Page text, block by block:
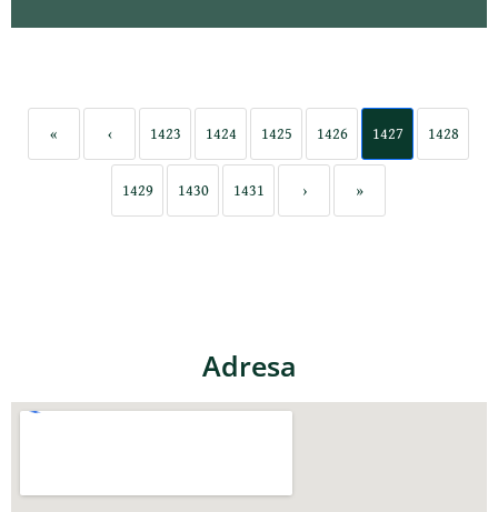
« ‹ 1423 1424 1425 1426 1427 1428
1429 1430 1431 › »
Adresa